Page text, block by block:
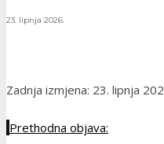
23. lipnja 2026.
Zadnja izmjena: 23. lipnja
Prethodna objava: